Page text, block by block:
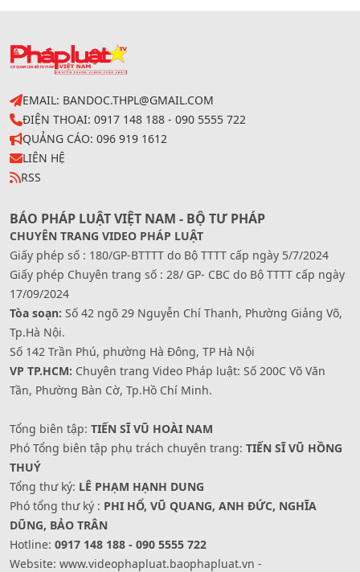
EMAIL: BANDOC.THPL@GMAIL.COM
ĐIỆN THOẠI: 0917 148 188 - 090 5555 722
QUẢNG CÁO: 096 919 1612
LIÊN HỆ
RSS
BÁO PHÁP LUẬT VIỆT NAM - BỘ TƯ PHÁP
CHUYÊN TRANG VIDEO PHÁP LUẬT
Giấy phép số : 180/GP-BTTTT do Bộ TTTT cấp ngày 5/7/2024
Giấy phép Chuyên trang số : 28/ GP- CBC do Bộ TTTT cấp ngày
17/09/2024
Tòa soạn: Số 42 ngõ 29 Nguyễn Chí Thanh, Phường Giảng Võ,
Tp.Hà Nội.
Số 142 Trần Phú, phường Hà Đông, TP Hà Nội
VP TP.HCM: Chuyên trang Video Pháp luật: Số 200C Võ Văn
Tần, Phường Bàn Cờ, Tp.Hồ Chí Minh.
Tổng biên tập: TIẾN SĨ VŨ HOÀI NAM
Phó Tổng biên tập phụ trách chuyên trang: TIẾN SĨ VŨ HỒNG
THUÝ
Tổng thư ký: LÊ PHẠM HẠNH DUNG
Phó tổng thư ký : PHI HỔ, VŨ QUANG, ANH ĐỨC, NGHĨA
DŨNG, BẢO TRÂN
Hotline: 0917 148 188 - 090 5555 722
Website: www.videophapluat.baophapluat.vn -